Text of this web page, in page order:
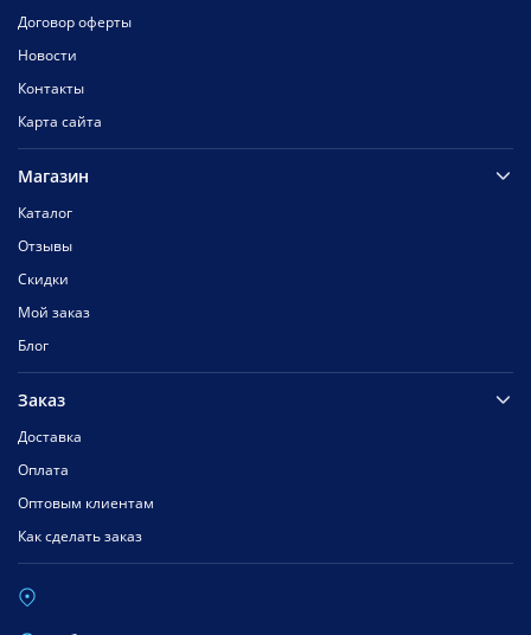
Договор оферты
Новости
Контакты
Карта сайта
Магазин
Каталог
Отзывы
Скидки
Мой заказ
Блог
Заказ
Доставка
Оплата
Оптовым клиентам
Как сделать заказ